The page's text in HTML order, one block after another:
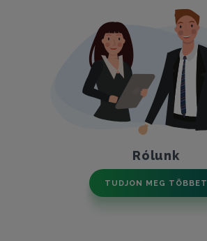
Rólunk
TUDJON MEG TÖBBET